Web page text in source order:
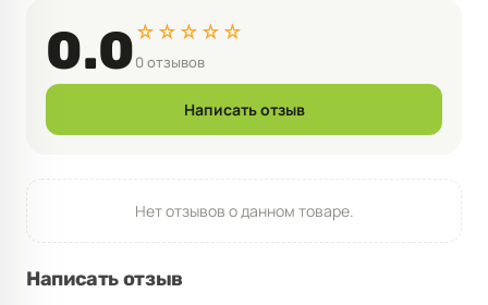
0.0☆☆☆☆☆
0 отзывов
Написать отзыв
Нет отзывов о данном товаре.
Написать отзыв